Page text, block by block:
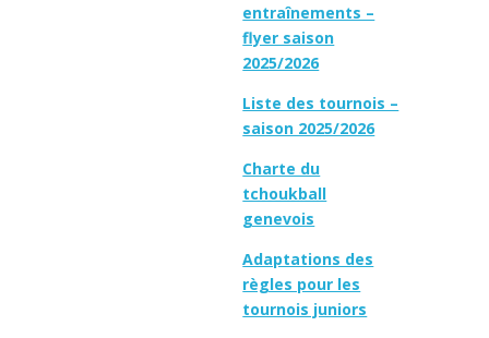
entraînements –
flyer saison
2025/2026
Liste des tournois –
saison 2025/2026
Charte du
tchoukball
genevois
Adaptations des
règles pour les
tournois juniors